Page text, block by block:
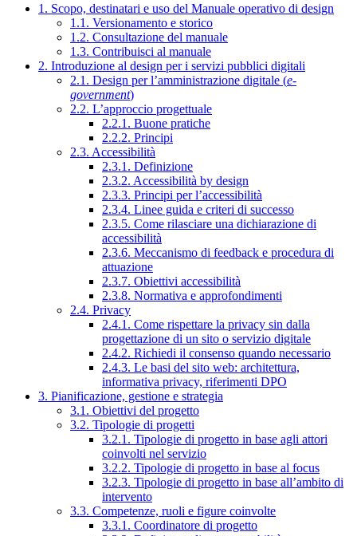
1. Scopo, destinatari e uso del Manuale operativo di design
1.1. Versionamento e storico
1.2. Consultazione del manuale
1.3. Contribuisci al manuale
2. Introduzione al design per i servizi pubblici digitali
2.1. Design per l’amministrazione digitale (e-
government)
2.2. L’approccio progettuale
2.2.1. Buone pratiche
2.2.2. Principi
2.3. Accessibilità
2.3.1. Definizione
2.3.2. Accessibilità by design
2.3.3. Principi per l’accessibilità
2.3.4. Linee guida e criteri di successo
2.3.5. Come rilasciare una dichiarazione di
accessibilità
2.3.6. Meccanismo di feedback e procedura di
attuazione
2.3.7. Obiettivi accessibilità
2.3.8. Normativa e approfondimenti
2.4. Privacy
2.4.1. Come rispettare la privacy sin dalla
progettazione di un sito o servizio digitale
2.4.2. Richiedi il consenso quando necessario
2.4.3. Le basi del sito web: architettura,
informativa privacy, riferimenti DPO
3. Pianificazione, gestione e strategia
3.1. Obiettivi del progetto
3.2. Tipologie di progetti
3.2.1. Tipologie di progetto in base agli attori
coinvolti nel servizio
3.2.2. Tipologie di progetto in base al focus
3.2.3. Tipologie di progetto in base all’ambito di
intervento
3.3. Competenze, ruoli e figure coinvolte
3.3.1. Coordinatore di progetto